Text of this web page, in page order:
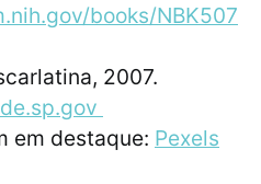
books/NBK507
2007.
em destaque: Pexels